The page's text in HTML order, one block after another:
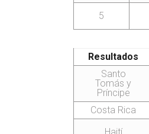
5
Resultados
Santo
Tomás y
Príncipe
Costa Rica